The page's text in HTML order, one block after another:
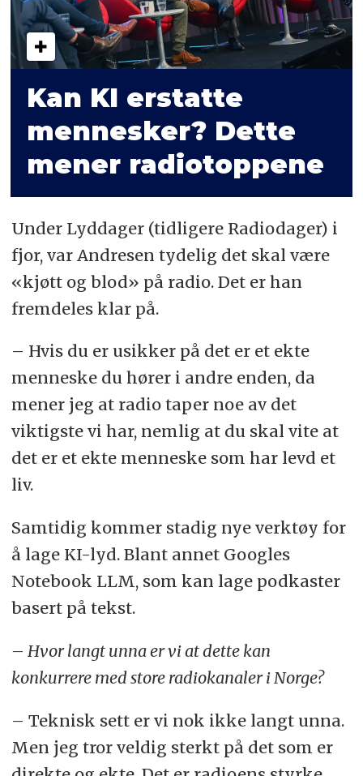
Kan KI erstatte
mennesker? Dette
mener radiotoppene
Under Lyddager (tidligere Radiodager) i
fjor, var Andresen tydelig det skal være
«kjøtt og blod» på radio. Det er han
fremdeles klar på.
– Hvis du er usikker på det er et ekte
menneske du hører i andre enden, da
mener jeg at radio taper noe av det
viktigste vi har, nemlig at du skal vite at
det er et ekte menneske som har levd et
liv.
Samtidig kommer stadig nye verktøy for
å lage KI-lyd. Blant annet Googles
Notebook LLM, som kan lage podkaster
basert på tekst.
– Hvor langt unna er vi at dette kan
konkurrere med store radiokanaler i Norge?
– Teknisk sett er vi nok ikke langt unna.
Men jeg tror veldig sterkt på det som er